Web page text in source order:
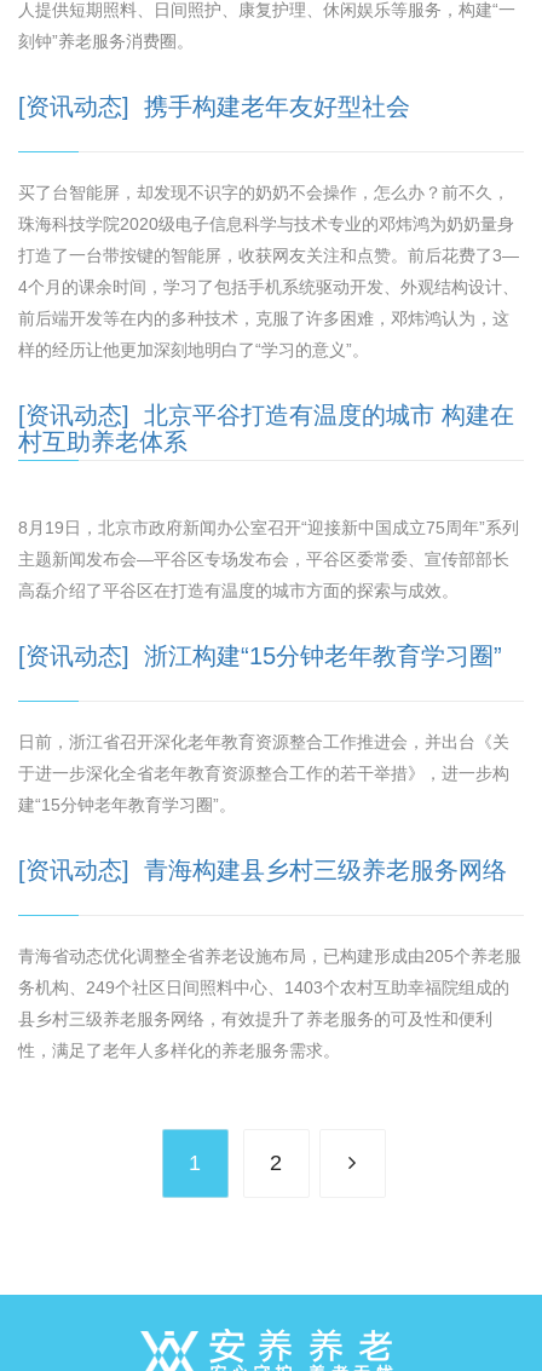
人提供短期照料、日间照护、康复护理、休闲娱乐等服务，构建“一
刻钟”养老服务消费圈。
[资讯动态] 携手构建老年友好型社会
买了台智能屏，却发现不识字的奶奶不会操作，怎么办？前不久，
珠海科技学院2020级电子信息科学与技术专业的邓炜鸿为奶奶量身
打造了一台带按键的智能屏，收获网友关注和点赞。前后花费了3—
4个月的课余时间，学习了包括手机系统驱动开发、外观结构设计、
前后端开发等在内的多种技术，克服了许多困难，邓炜鸿认为，这
样的经历让他更加深刻地明白了“学习的意义”。
[资讯动态] 北京平谷打造有温度的城市 构建在
村互助养老体系
8月19日，北京市政府新闻办公室召开“迎接新中国成立75周年”系列
主题新闻发布会—平谷区专场发布会，平谷区委常委、宣传部部长
高磊介绍了平谷区在打造有温度的城市方面的探索与成效。
[资讯动态] 浙江构建“15分钟老年教育学习圈”
日前，浙江省召开深化老年教育资源整合工作推进会，并出台《关
于进一步深化全省老年教育资源整合工作的若干举措》，进一步构
建“15分钟老年教育学习圈”。
[资讯动态] 青海构建县乡村三级养老服务网络
青海省动态优化调整全省养老设施布局，已构建形成由205个养老服
务机构、249个社区日间照料中心、1403个农村互助幸福院组成的
县乡村三级养老服务网络，有效提升了养老服务的可及性和便利
性，满足了老年人多样化的养老服务需求。
1 2